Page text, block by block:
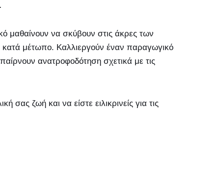
μαθαίνουν να σκύβουν στις άκρες των
μέτωπο. Καλλιεργούν έναν παραγωγικό
ανατροφοδότηση σχετικά με τις
ζωή και να είστε ειλικρινείς για τις